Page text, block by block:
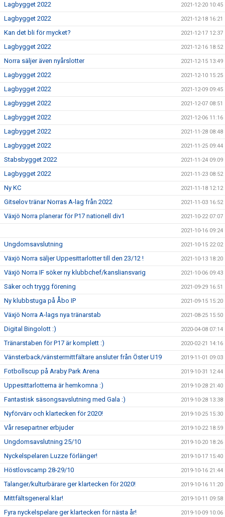
Lagbygget 2022 2021-12-20 10:45
Lagbygget 2022 2021-12-18 16:21
Kan det bli för mycket? 2021-12-17 12:37
Lagbygget 2022 2021-12-16 18:52
Norra säljer även nyårslotter 2021-12-15 13:49
Lagbygget 2022 2021-12-10 15:25
Lagbygget 2022 2021-12-09 09:45
Lagbygget 2022 2021-12-07 08:51
Lagbygget 2022 2021-12-06 11:16
Lagbygget 2022 2021-11-28 08:48
Lagbygget 2022 2021-11-25 09:44
Stabsbygget 2022 2021-11-24 09:09
Lagbygget 2022 2021-11-23 08:52
Ny KC 2021-11-18 12:12
Gitselov tränar Norras A-lag från 2022 2021-11-03 16:52
Växjö Norra planerar för P17 nationell div1 2021-10-22 07:07
2021-10-16 09:24
Ungdomsavslutning 2021-10-15 22:02
Växjö Norra säljer Uppesittarlotter till den 23/12 ! 2021-10-13 18:20
Växjö Norra IF söker ny klubbchef/kansliansvarig 2021-10-06 09:43
Säker och trygg förening 2021-09-29 16:51
Ny klubbstuga på Åbo IP 2021-09-15 15:20
Växjö Norra A-lags nya tränarstab 2021-08-25 15:50
Digital Bingolott :) 2020-04-08 07:14
Tränarstaben för P17 är komplett :) 2020-02-21 14:16
Vänsterback/vänstermittfältare ansluter från Öster U19 2019-11-01 09:03
Fotbollscup på Araby Park Arena 2019-10-31 12:44
Uppesittarlotterna är hemkomna :) 2019-10-28 21:40
Fantastisk säsongsavslutning med Gala :) 2019-10-28 13:38
Nyförvärv och klartecken för 2020! 2019-10-25 15:30
Vår resepartner erbjuder 2019-10-22 18:59
Ungdomsavslutning 25/10 2019-10-20 18:26
Nyckelspelaren Luzze förlänger! 2019-10-17 15:40
Höstlovscamp 28-29/10 2019-10-16 21:44
Talanger/kulturbärare ger klartecken för 2020! 2019-10-16 11:20
Mittfältsgeneral klar! 2019-10-11 09:58
Fyra nyckelspelare ger klartecken för nästa år! 2019-10-09 10:06